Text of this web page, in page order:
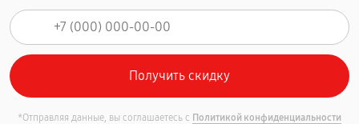
*Отправляя данные, вы соглашаетесь с Политикой конфиденциальности